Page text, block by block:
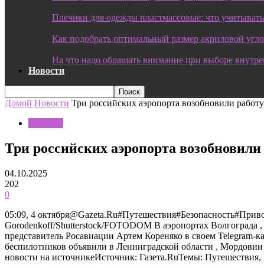
Плечики для одежды пластмассовые: что
Как подобрать оптимальный размер акриловой
На что надо обращать внимание при выборе
Новости
Домой Новости Три российских аэропорта возобновили
Три российских аэропорта
04.10.2025
202
0
05:09, 4
Gorodenkoff/Shutterstock/FOTODOM В аэропортах
представитель Росавиации Артем Кореняко в своем Telegram-
беспилотников объявили в Ленинградской области ,
новости на источникеИсточник: Газета.RuТемы: